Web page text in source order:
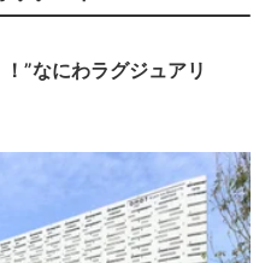
”なにわラグジュアリ